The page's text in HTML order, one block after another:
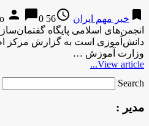
bookmark خبر مهم ایران access_time
56 years ago
person chat_bubble0
انجمن‌های اسلامی پایگاه
دانش‌آموزی است به گزارش مركز
وزارت آموزش …
View article...
Search …
مدیر :